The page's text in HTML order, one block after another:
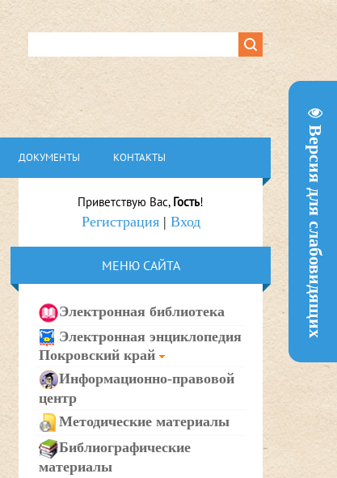
Версия для слабовидящих
ДОКУМЕНТЫ КОНТАКТЫ
Приветствую Вас, Гость!
Регистрация| Вход
МЕНЮ САЙТА
Электронная библиотека
Электронная энциклопедия
Покровский край
Информационно-правовой
центр
Методические материалы
Библиографические
материалы